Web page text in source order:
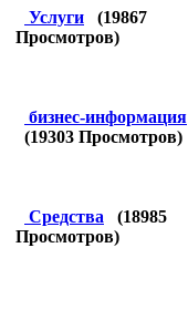
Услуги (19867
Просмотров)
бизнес-информация
(19303 Просмотров)
Средства (18985
Просмотров)